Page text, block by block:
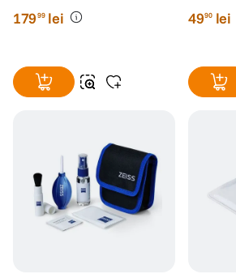
17999 lei 4990 lei